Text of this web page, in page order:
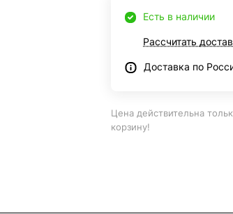
Есть в наличии
Рассчитать
Доставка по
Цена действительна
корзину!